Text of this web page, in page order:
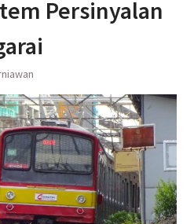
Pembatalan sementara
perjalanan KA Bandara YIA
Yogyakarta
Persinyalan